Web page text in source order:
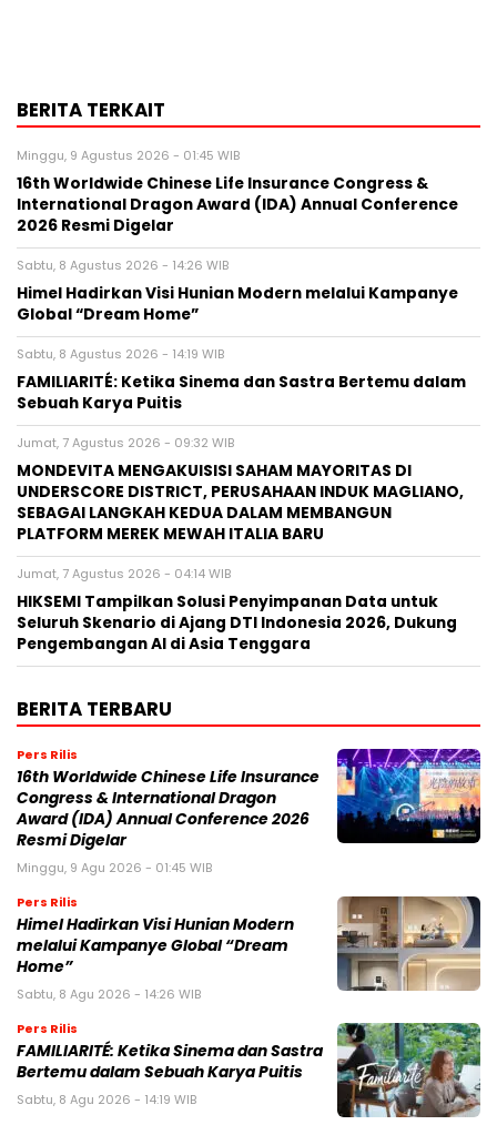
BERITA TERKAIT
Minggu, 9 Agustus 2026 - 01:45 WIB
16th Worldwide Chinese Life Insurance Congress &
International Dragon Award (IDA) Annual Conference
2026 Resmi Digelar
Sabtu, 8 Agustus 2026 - 14:26 WIB
Himel Hadirkan Visi Hunian Modern melalui Kampanye
Global “Dream Home”
Sabtu, 8 Agustus 2026 - 14:19 WIB
FAMILIARITÉ: Ketika Sinema dan Sastra Bertemu dalam
Sebuah Karya Puitis
Jumat, 7 Agustus 2026 - 09:32 WIB
MONDEVITA MENGAKUISISI SAHAM MAYORITAS DI
UNDERSCORE DISTRICT, PERUSAHAAN INDUK MAGLIANO,
SEBAGAI LANGKAH KEDUA DALAM MEMBANGUN
PLATFORM MEREK MEWAH ITALIA BARU
Jumat, 7 Agustus 2026 - 04:14 WIB
HIKSEMI Tampilkan Solusi Penyimpanan Data untuk
Seluruh Skenario di Ajang DTI Indonesia 2026, Dukung
Pengembangan AI di Asia Tenggara
BERITA TERBARU
Pers Rilis
16th Worldwide Chinese Life Insurance
Congress & International Dragon
Award (IDA) Annual Conference 2026
Resmi Digelar
Minggu, 9 Agu 2026 - 01:45 WIB
Pers Rilis
Himel Hadirkan Visi Hunian Modern
melalui Kampanye Global “Dream
Home”
Sabtu, 8 Agu 2026 - 14:26 WIB
Pers Rilis
FAMILIARITÉ: Ketika Sinema dan Sastra
Bertemu dalam Sebuah Karya Puitis
Sabtu, 8 Agu 2026 - 14:19 WIB